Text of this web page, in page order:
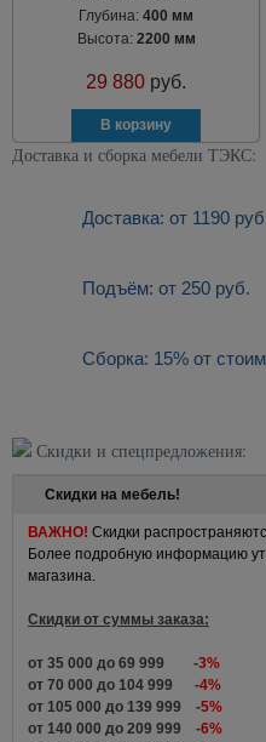
Глубина:400 мм
Высота: 2200 мм
29 880 руб.
Доставка и сборка мебели ТЭКС:
Доставка: от 1190
Подъём: от 250 руб.
Сборка: 15% от
Скидки и спецпредложения:
Скидки на мебель!
ВАЖНО! Скидки
Более подробную информацию
магазина.
Скидки от суммы заказа:
от 35 000 до 69 999 -3%
от 70 000 до 104 999 -4%
от 105 000 до 139 999 -5%
от 140 000 до 209 999 -6%